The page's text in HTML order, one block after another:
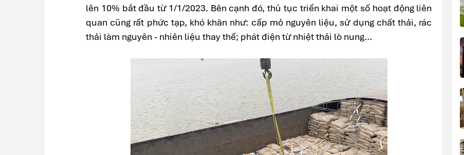
lên 10% bắt đầu từ 1/1/2023. Bên cạnh đó, thủ tục triển khai một số hoạt động liên
quan cũng rất phức tạp, khó khăn như: cấp mỏ nguyên liệu, sử dụng chất thải, rác
thải làm nguyên - nhiên liệu thay thế; phát điện từ nhiệt thải lò nung…